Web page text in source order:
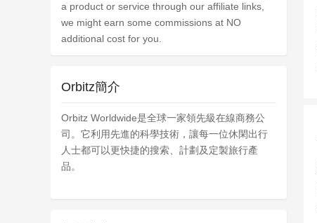
a product or service through our affiliate links,
we might earn some commissions at NO
additional cost for you.
Orbitz簡介
Orbitz Worldwide是全球一家領先級在線商務公
司。它利用先進的科學技術，讓每一位休閑出行
人士都可以更快捷的搜索、計劃及定製旅行產
品。